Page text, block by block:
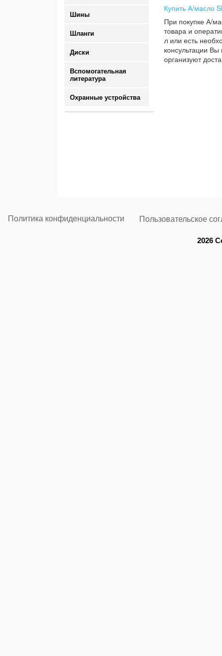
Шины
Шланги
Диски
Вспомогательная
литература
Охранные устройства
Купить А/масло
При покупке А/
товара и
л или есть
консультации
организуют
Политика конфиденциальности Пользовательское
2026